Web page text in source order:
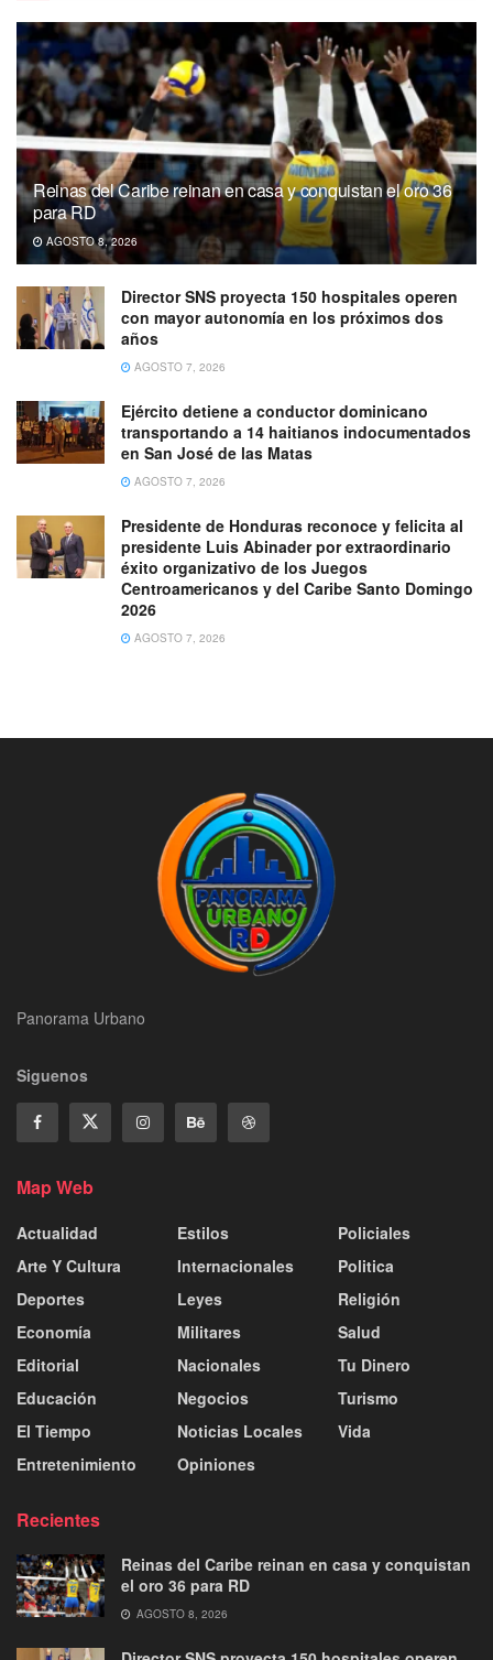
Reinas del Caribe reinan en casa y conquistan el oro 36
para RD
AGOSTO 8, 2026
Director SNS proyecta 150 hospitales operen
con mayor autonomía en los próximos dos
años
AGOSTO 7, 2026
Ejército detiene a conductor dominicano
transportando a 14 haitianos indocumentados
en San José de las Matas
AGOSTO 7, 2026
Presidente de Honduras reconoce y felicita al
presidente Luis Abinader por extraordinario
éxito organizativo de los Juegos
Centroamericanos y del Caribe Santo Domingo
2026
AGOSTO 7, 2026
Panorama Urbano
Siguenos
Map Web
Actualidad
Arte Y Cultura
Deportes
Economía
Editorial
Educación
El Tiempo
Entretenimiento
Estilos
Internacionales
Leyes
Militares
Nacionales
Negocios
Noticias Locales
Opiniones
Policiales
Politica
Religión
Salud
Tu Dinero
Turismo
Vida
Recientes
Reinas del Caribe reinan en casa y conquistan
el oro 36 para RD
AGOSTO 8, 2026